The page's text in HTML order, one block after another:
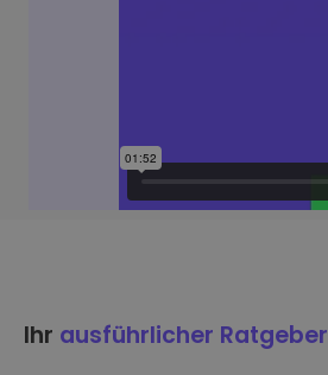
Ihr ausführlicher Ratgeber